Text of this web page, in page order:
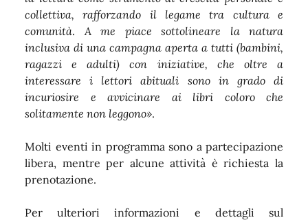
collettiva, rafforzando il legame tra cultura e
comunità. A me piace sottolineare la natura
inclusiva di una campagna aperta a tutti (bambini,
ragazzi e adulti) con iniziative, che oltre a
interessare i lettori abituali sono in grado di
incuriosire e avvicinare ai libri coloro che
solitamente non leggono».
Molti eventi in programma sono a partecipazione
libera, mentre per alcune attività è richiesta la
prenotazione.
Per ulteriori informazioni e dettagli sul